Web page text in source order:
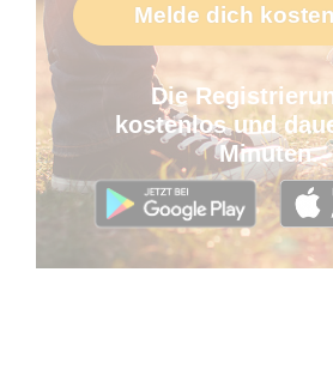
Melde dich
Die
kostenlos und
Minuten.